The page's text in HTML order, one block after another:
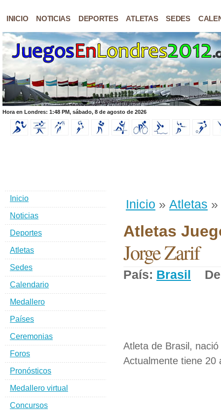
INICIO NOTICIAS DEPORTES ATLETAS SEDES
Hora en Londres: 1:48 PM, sábado, 8 de agosto de 2026
Inicio » Atletas »
Atletas
Jorge Zarif
País: Brasil
Atleta de Brasil,
Actualmente tiene 20
Inicio
Noticias
Deportes
Atletas
Sedes
Calendario
Medallero
Países
Ceremonias
Foros
Pronósticos
Medallero virtual
Concursos